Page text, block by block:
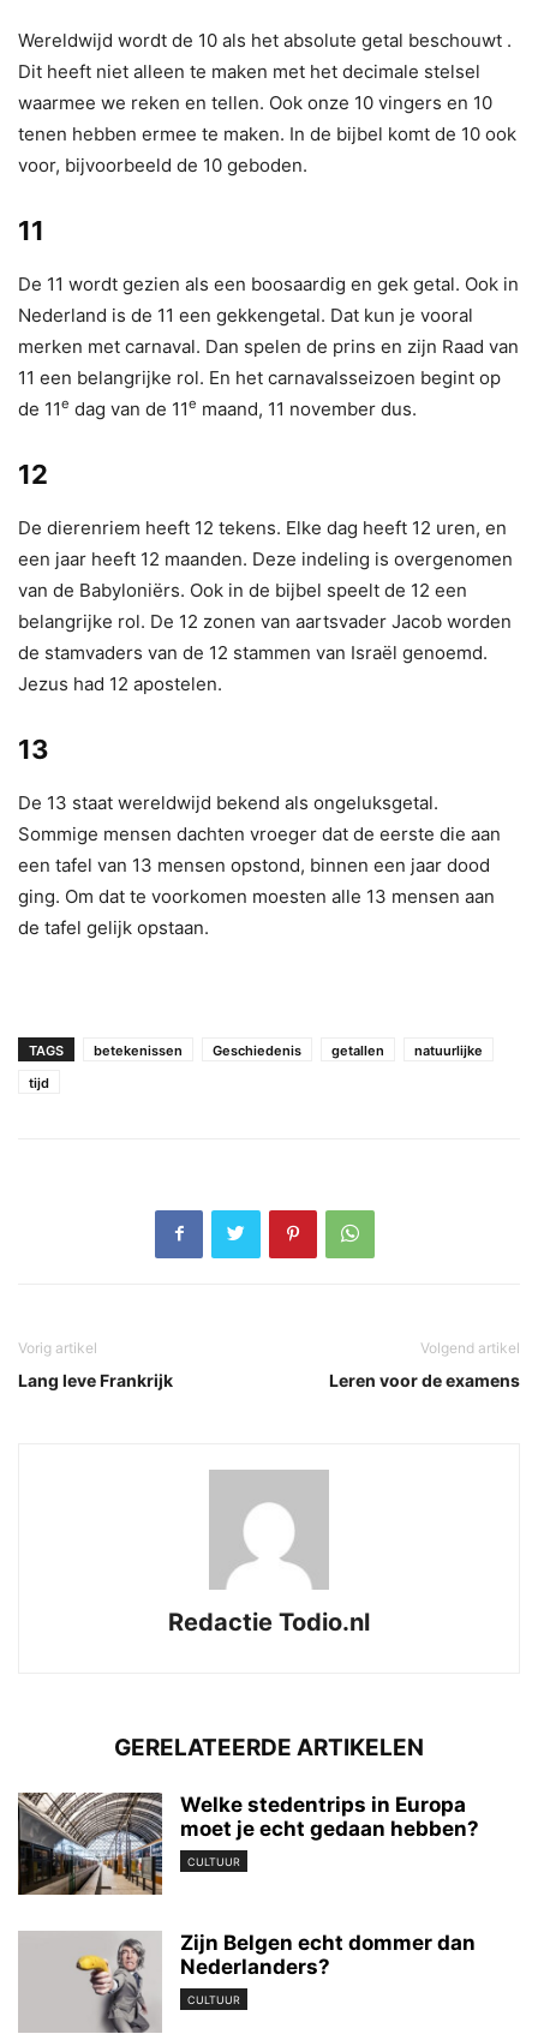
Wereldwijd wordt de 10 als het absolute getal beschouwt .
Dit heeft niet alleen te maken met het decimale stelsel
waarmee we reken en tellen. Ook onze 10 vingers en 10
tenen hebben ermee te maken. In de bijbel komt de 10 ook
voor, bijvoorbeeld de 10 geboden.
11
De 11 wordt gezien als een boosaardig en gek getal. Ook in
Nederland is de 11 een gekkengetal. Dat kun je vooral
merken met carnaval. Dan spelen de prins en zijn Raad van
11 een belangrijke rol. En het carnavalsseizoen begint op
de 11e dag van de 11e maand, 11 november dus.
12
De dierenriem heeft 12 tekens. Elke dag heeft 12 uren, en
een jaar heeft 12 maanden. Deze indeling is overgenomen
van de Babyloniërs. Ook in de bijbel speelt de 12 een
belangrijke rol. De 12 zonen van aartsvader Jacob worden
de stamvaders van de 12 stammen van Israël genoemd.
Jezus had 12 apostelen.
13
De 13 staat wereldwijd bekend als ongeluksgetal.
Sommige mensen dachten vroeger dat de eerste die aan
een tafel van 13 mensen opstond, binnen een jaar dood
ging. Om dat te voorkomen moesten alle 13 mensen aan
de tafel gelijk opstaan.
TAGS betekenissen Geschiedenis getallen
natuurlijke
tijd
Vorig artikel
Lang leve Frankrijk
Volgend artikel
Leren voor de examens
Redactie Todio.nl
GERELATEERDE ARTIKELEN
Welke stedentrips in Europa
moet je echt gedaan hebben?
CULTUUR
Zijn Belgen echt dommer dan
Nederlanders?
CULTUUR